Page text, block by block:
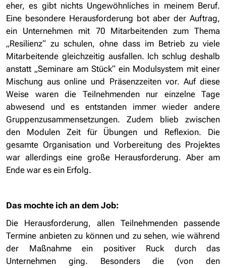
eher, es gibt nichts Ungewöhnliches in meinem Beruf.
Eine besondere Herausforderung bot aber der Auftrag,
ein Unternehmen mit 70 Mitarbeitenden zum Thema
„Resilienz“ zu schulen, ohne dass im Betrieb zu viele
Mitarbeitende gleichzeitig ausfallen. Ich schlug deshalb
anstatt „Seminare am Stück“ ein Modulsystem mit einer
Mischung aus online und Präsenzzeiten vor. Auf diese
Weise waren die Teilnehmenden nur einzelne Tage
abwesend und es entstanden immer wieder andere
Gruppenzusammensetzungen. Zudem blieb zwischen
den Modulen Zeit für Übungen und Reflexion. Die
gesamte Organisation und Vorbereitung des Projektes
war allerdings eine große Herausforderung. Aber am
Ende war es ein Erfolg.
Das mochte ich an dem Job:
Die Herausforderung, allen Teilnehmenden passende
Termine anbieten zu können und zu sehen, wie während
der Maßnahme ein positiver Ruck durch das
Unternehmen ging. Besonders die (von den